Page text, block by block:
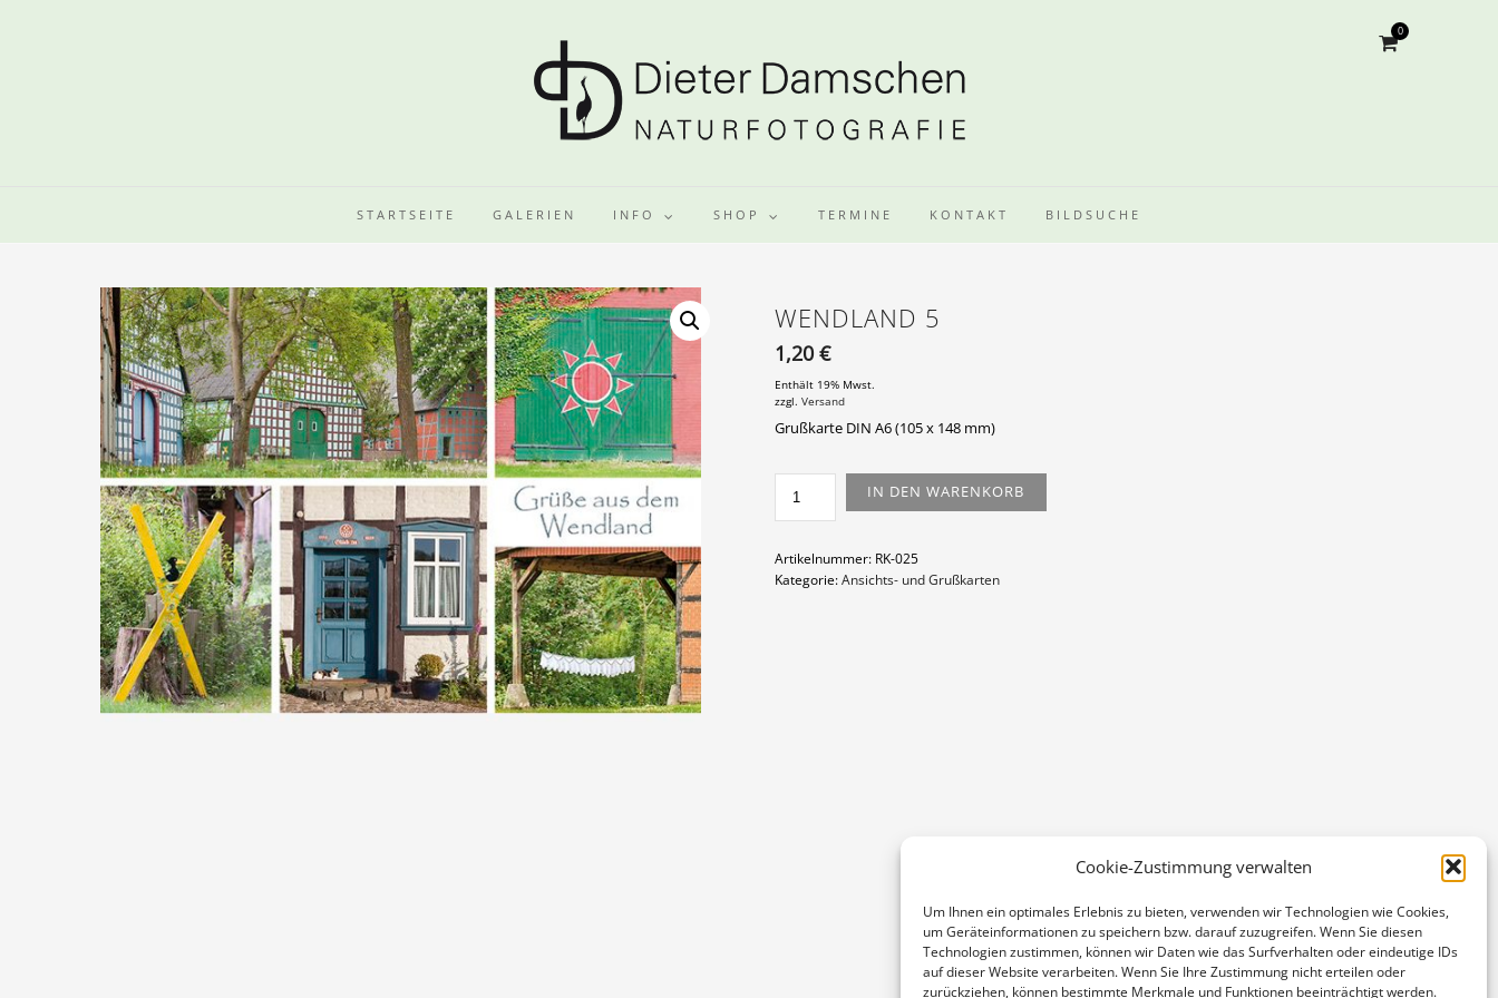
Cookie-Zustimmung verwalten
Um Ihnen ein optimales Erlebnis zu bieten, verwenden wir Technologien wie Cookies,
um Geräteinformationen zu speichern bzw. darauf zuzugreifen. Wenn Sie diesen
Technologien zustimmen, können wir Daten wie das Surfverhalten oder eindeutige IDs
auf dieser Website verarbeiten. Wenn Sie Ihre Zustimmung nicht erteilen oder
zurückziehen, können bestimmte Merkmale und Funktionen beeinträchtigt werden.
0
STARTSEITE GALERIEN INFO SHOP TERMINE KONTAKT BILDSUCHE
WENDLAND 5
1,20€
Enthält 19% Mwst.
zzgl.Versand
Grußkarte DIN A6 (105 x 148 mm)
IN DEN WARENKORB
Artikelnummer: RK-025
Kategorie:Ansichts- und Grußkarten